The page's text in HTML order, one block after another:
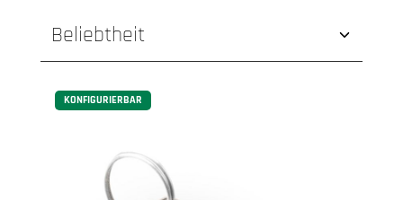
KONFIGURIERBAR